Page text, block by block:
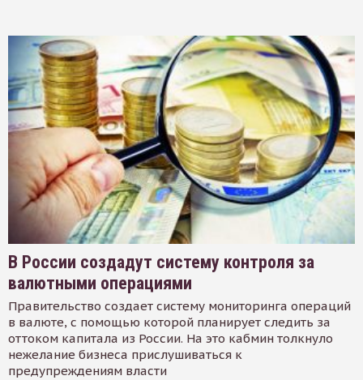
В России создадут систему контроля за
валютными операциями
Правительство создает систему мониторинга операций
в валюте, с помощью которой планирует следить за
оттоком капитала из России. На это кабмин толкнуло
нежелание бизнеса прислушиваться к
предупреждениям власти